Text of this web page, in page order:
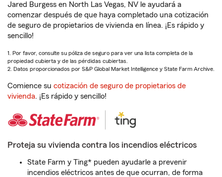
Jared Burgess en North Las Vegas, NV le ayudará a
comenzar después de que haya completado una cotización
de seguro de propietarios de vivienda en línea. ¡Es rápido y
sencillo!
1. Por favor, consulte su póliza de seguro para ver una lista completa de la
propiedad cubierta y de las pérdidas cubiertas.
2. Datos proporcionados por S&P Global Market Intelligence y State Farm Archive.
Comience su cotización de seguro de propietarios de
vivienda. ¡Es rápido y sencillo!
Proteja su vivienda contra los incendios eléctricos
State Farm y Ting* pueden ayudarle a prevenir
incendios eléctricos antes de que ocurran, de forma